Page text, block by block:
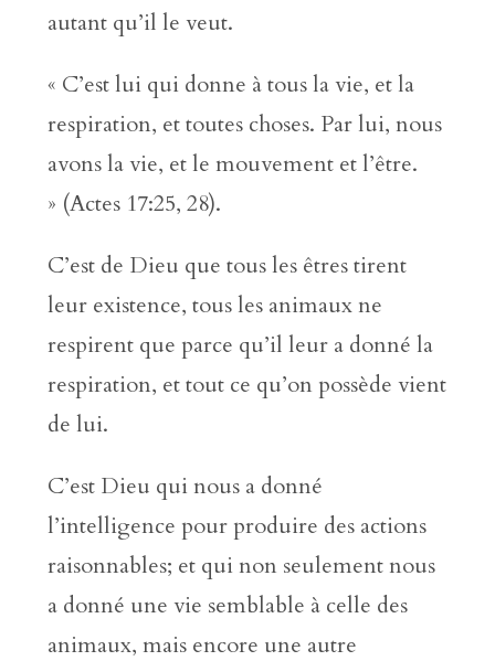
autant qu’il le veut.
« C’est lui qui donne à tous la vie, et la
respiration, et toutes choses. Par lui, nous
avons la vie, et le mouvement et l’être.
» (Actes 17:25, 28).
C’est de Dieu que tous les êtres tirent
leur existence, tous les animaux ne
respirent que parce qu’il leur a donné la
respiration, et tout ce qu’on possède vient
de lui.
C’est Dieu qui nous a donné
l’intelligence pour produire des actions
raisonnables; et qui non seulement nous
a donné une vie semblable à celle des
animaux, mais encore une autre